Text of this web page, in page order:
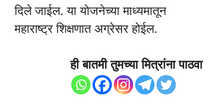
दिले जाईल. या योजनेच्या माध्यमातून
महाराष्ट्र शिक्षणात अग्रेसर होईल.
ही बातमी तुमच्या मित्रांना पाठवा